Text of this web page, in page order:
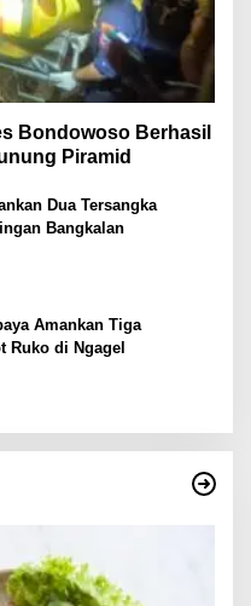
Bondowoso Berhasil
Piramid
Dua Tersangka
Bangkalan
Amankan Tiga
Ruko di Ngagel